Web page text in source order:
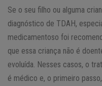
Se o seu filho ou alguma
diagnóstico de TDAH,
medicamentoso foi
que essa criança não é
evoluída. Nesses casos, o
é médico e, o primeiro